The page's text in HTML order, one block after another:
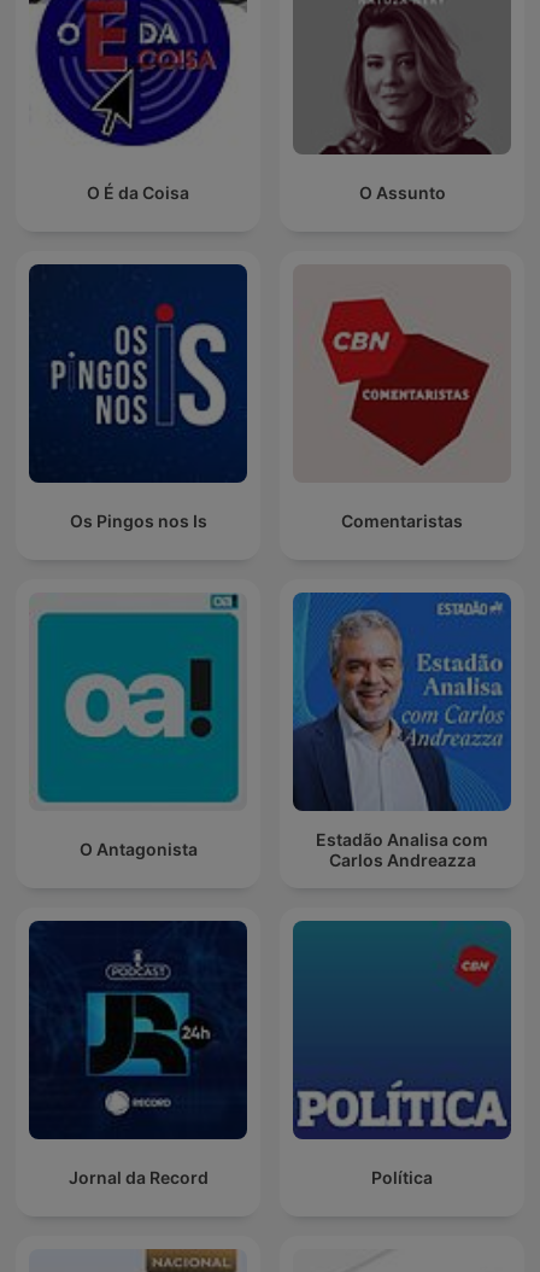
O É da Coisa O Assunto
Os Pingos nos Is Comentaristas
O Antagonista
Estadão Analisa com
Carlos Andreazza
Jornal da Record Política